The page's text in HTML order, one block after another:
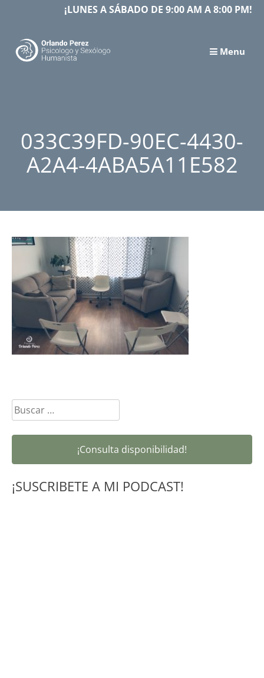
content
¡LUNES A SÁBADO DE 9:00 AM A 8:00 PM!
Menu
033C39FD-90EC-4430-
A2A4-4ABA5A11E582
Buscar:
¡Consulta disponibilidad!
¡SUSCRIBETE A MI PODCAST!